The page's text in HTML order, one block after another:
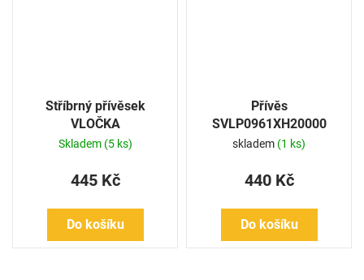
Stříbrný přívěsek
VLOČKA
Skladem (5 ks)
445 Kč
Do košíku
Přívěs
SVLP0961XH20000
skladem (1 ks)
440 Kč
Do košíku